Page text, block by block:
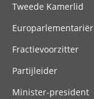
Tweede Kamerlid
Europarlementariër
Fractievoorzitter
Partijleider
Minister-president